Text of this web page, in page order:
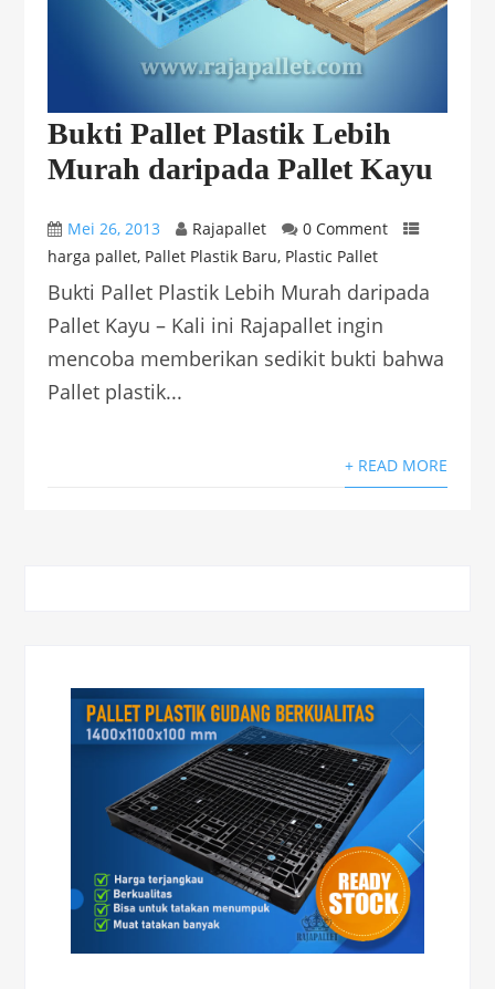
Bukti Pallet Plastik Lebih
Murah daripada Pallet Kayu
Mei 26, 2013 Rajapallet
0 Comment
harga pallet, Pallet Plastik Baru, Plastic Pallet
Bukti Pallet Plastik Lebih Murah daripada
Pallet Kayu – Kali ini Rajapallet ingin
mencoba memberikan sedikit bukti bahwa
Pallet plastik...
+ READ MORE